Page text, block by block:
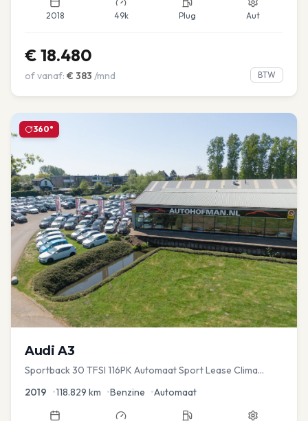
2018 49k Plug Aut
€ 18.480
of vanaf: € 383 /mnd BTW
360°
Audi A3
Sportback 30 TFSI 116PK Automaat Sport Lease Clima
2019 •118.829 km •Benzine •Automaat